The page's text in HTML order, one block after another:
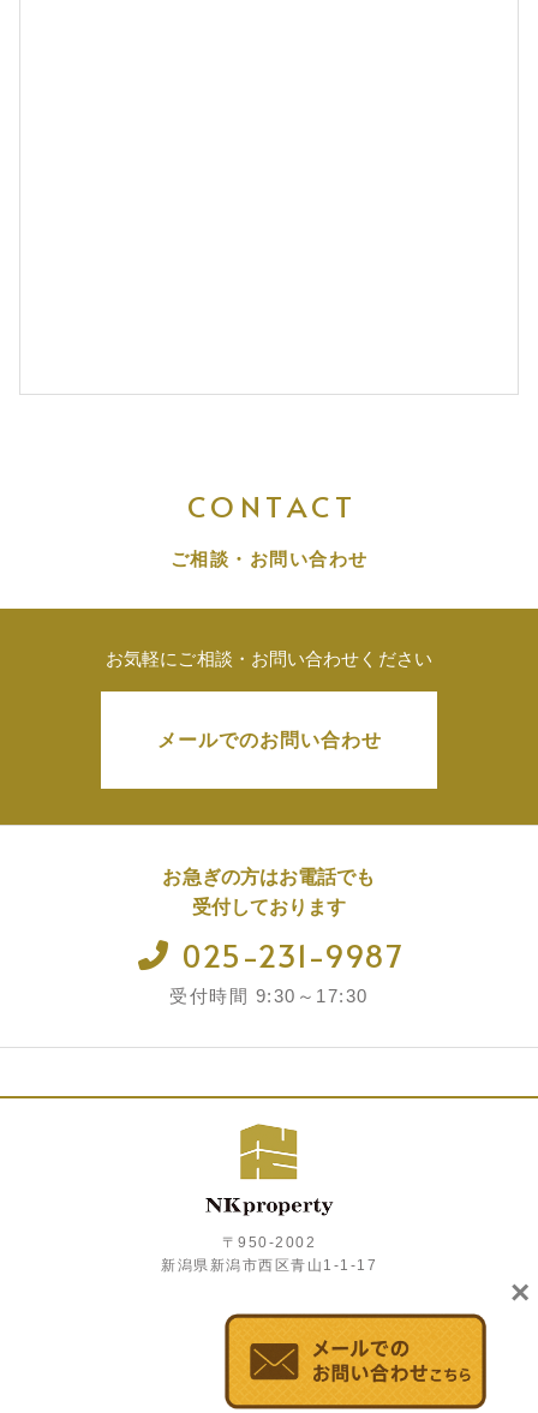
CONTACT
ご相談・お問い合わせ
お気軽にご相談・お問い合わせください
メールでのお問い合わせ
お急ぎの方はお電話でも
受付しております
025-231-9987
受付時間 9:30～17:30
〒950-2002
新潟県新潟市西区青山1-1-17
プライバシーポリシー
×